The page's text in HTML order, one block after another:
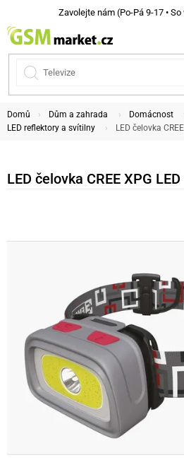
Zavolejte nám (Po-Pá 9-17 • So
Domů Dům a zahrada Domácnost
LED reflektory a svítilny
LED čelovka
LED čelovka CREE XPG